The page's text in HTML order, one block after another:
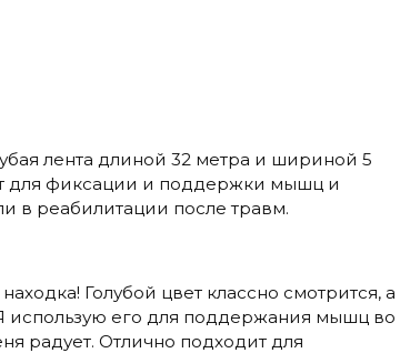
лента длиной 32 метра и шириной 5
для фиксации и поддержки мышц и
в реабилитации после травм.
Голубой цвет классно смотрится, а
использую его для поддержания мышц во
радует. Отлично подходит для